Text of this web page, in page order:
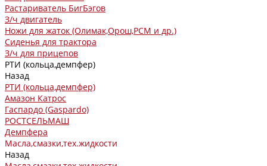
Растариватель БигБэгов
З/ч двигатель
Ножи для жаток (Олимак,Орош,РСМ и др.)
Сиденья для трактора
З/ч для прицепов
РТИ (кольца,демпфер)
Назад
РТИ (кольца,демпфер)
Амазон Катрос
Гаспардо (Gaspardo)
РОСТСЕЛЬМАШ
Демпфера
Масла,смазки,тех.жидкости
Назад